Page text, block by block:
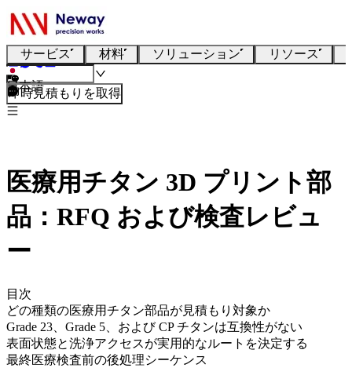
サービス 材料 ソリューション リソース
日本語
即時見積もりを取得
医療用チタン 3D プリント部
品：RFQ および検査レビュ
ー
目次
どの種類の医療用チタン部品が見積もり対象か
Grade 23、Grade 5、および CP チタンは互換性がない
表面状態と洗浄アクセスが実用的なルートを決定する
最終医療検査前の後処理シーケンス